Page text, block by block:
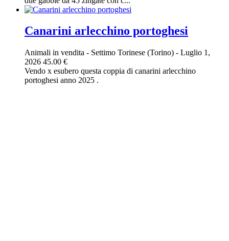
Canarini arlecchino portoghesi
Animali in vendita - Settimo Torinese (Torino) - Luglio 1,
2026 45.00 €
Vendo x esubero questa coppia di canarini arlecchino
portoghesi anno 2025 .